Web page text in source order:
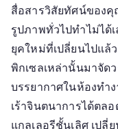
สื่อสารวิสัยทัศน์ของ
รูปภาพทั่วไปทำไม่ได้
ยุคใหม่ที่เปลี่ยนไปแ
พิกเซลเหล่านั้นมาจัด
บรรยากาศในห้องทำ
เร้าจินตนาการได้ตล
แกลเลอรีชั้นเลิศ เปลี่